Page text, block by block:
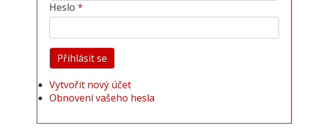
Heslo
Vytvořit nový účet
Obnovení vašeho hesla